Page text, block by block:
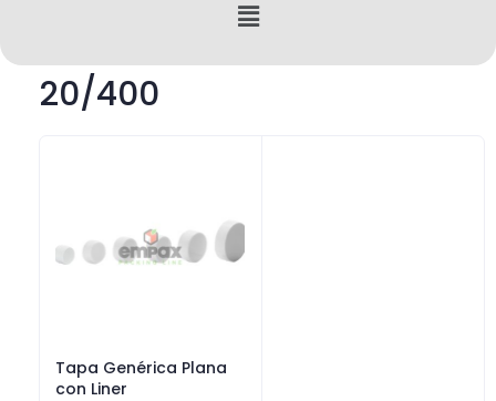
20/400
Tapa Genérica Plana
con Liner